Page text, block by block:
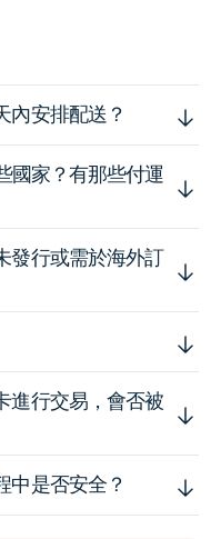
內安排配送？
國家？有那些付運
發行或需於海外訂
進行交易，會否被
中是否安全？